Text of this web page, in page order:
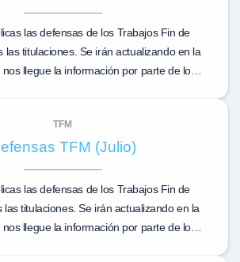
las defensas de los Trabajos Fin de
las titulaciones. Se irán actualizando en la
llegue la información por parte de los
TFM
TFM (Julio)
las defensas de los Trabajos Fin de
las titulaciones. Se irán actualizando en la
llegue la información por parte de los